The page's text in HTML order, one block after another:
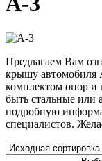
Предлагаем Вам
крышу автомобиля
комплектом опор и
быть стальные или
подробную
специалистов.